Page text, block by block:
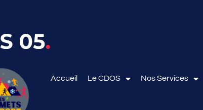
Accueil Le CDOS Nos Services